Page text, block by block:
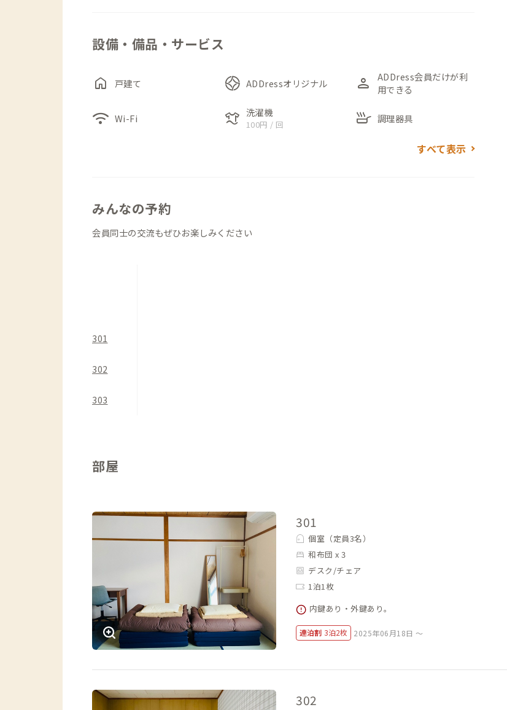
ちょっと急な階段を登ると、中2階があり、物置だった部屋がワークスペースになっ
さらに階段を登ると踊り場がありリネン類がまとめてあります。301は、和室で広々
した8畳。デスク＆チェアも完備しています。302,303は6畳の洋室。こちらもデス
ク＆チェアがあります。301-303の窓はフレームが特殊なタイプでもともと網戸がな
い仕様です。窓は開きますがその点はご承知おきください。（各部屋エアコンは最
お風呂とトイレも真新しく困ることはないでしょう。
の車両や人が玄関前を行き交います。ご注意ください。
ーを降ろしておくと安心です。
適に過ごしましょう。
設備・備品・サービス
home 戸建て ADDressオリジナル person
ADDress会員だけが利
用できる
wifi Wi-Fi laundry 洗濯機
100円 / 回 skillet 調理器具
すべて表示
みんなの予約
会員同士の交流もぜひお楽しみください
301
302
303
部屋
301
個室（定員3名）
和布団 x 3
デスク/チェア
1泊1枚
内鍵あり・外鍵あり。
連泊割 3泊2枚 2025年06月18日 ～
302